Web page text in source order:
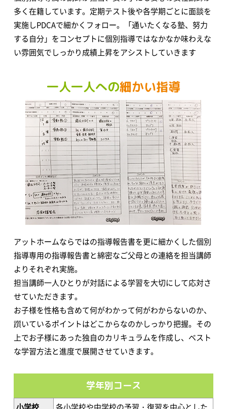
多く在籍しています。定期テスト後や各学期ごとに面談を
実施しPDCAで細かくフォロー。「通いたくなる塾、努力
する自分」をコンセプトに個別指導ではなかなか味わえな
い雰囲気でしっかり成績上昇をアシストしていきます
一人一人への細かい指導
アットホームならではの指導報告書を更に細かくした個別
指導専用の指導報告書と綿密なご父母との連絡を担当講師
よりそれぞれ実施。
担当講師一人ひとりが対話による学習を大切にして応対さ
せていただきます。
お子様を性格も含めて何がわかって何がわからないのか、
躓いているポイントはどこからなのかしっかり把握。その
上でお子様にあった独自のカリキュラムを作成し、ベスト
な学習方法と進度で展開させていきます。
学年別コース
小学校
各小学校や中学校の予習・復習を中心とした